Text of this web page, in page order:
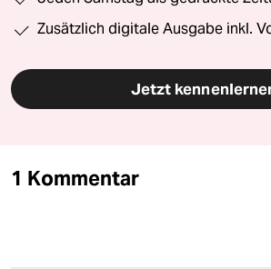
Zusätzlich digitale Ausgabe inkl.
Jetzt
1 Kommentar